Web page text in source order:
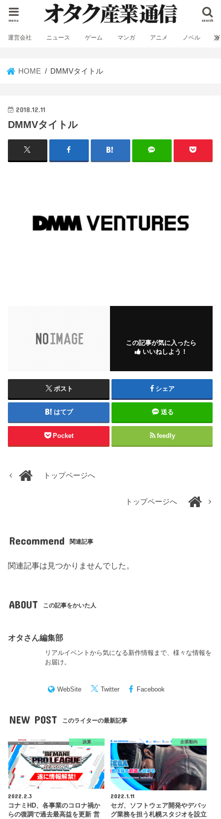
search
menu
運営会社 ニュース ゲーム マンガ アニメ ノベル
HOME DMMVタイトル
2018.12.11
DMMVタイトル
この記事が気に入ったら
いいねしよう！
ポスト シェア
はてブ 送る
Pocket feedly
トップページへ
トップページへ
Recommend 関連記事
関連記事は見つかりませんでした。
ABOUT この記事をかいた人
オタさん編集部
リアルイベントから気になる新作情報まで、様々な情報を
お届け。
WebSite Twitter Facebook
NEW POST このライターの最新記事
決算
2022.2.3
コナミHD、各事業のコロナ禍か
らの復調で過去最高益を更新 営
企業動向
2022.1.11
セガ、ソフトウェア開発やデバッ
グ業務を担う札幌スタジオを設立